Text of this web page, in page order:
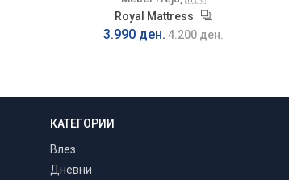
Royal Mattress
3.990 ден. 4.200 ден.
монтажаКАТЕГОРИИ
Влез
Дневни